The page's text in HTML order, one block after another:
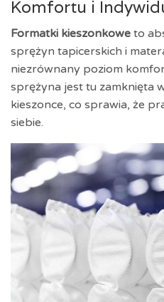
Komfortu i
Formatki kieszonkowe to
sprężyn tapicerskich i
niezrównany poziom
sprężyna jest tu zamknięta
kieszonce, co sprawia, że
siebie.